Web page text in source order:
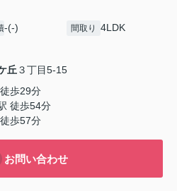
-(-) 間取り 4LDK
丘３丁目5-15
徒歩29分
徒歩54分
徒歩57分
お問い合わせ